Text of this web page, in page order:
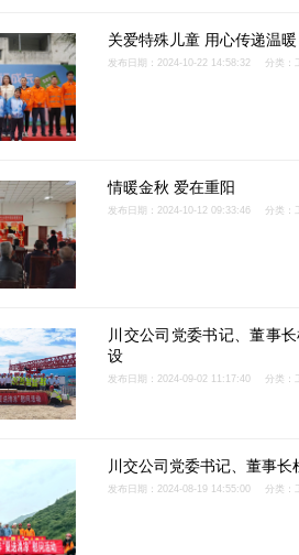
关爱特殊儿童 用心传递温暖
发布日期：2024-10-22 14:58:32 分类：
情暖金秋 爱在重阳
发布日期：2024-10-12 09:33:46 分类：
川交公司党委书记、董事
设
发布日期：2024-09-02 11:17:40 分类：
川交公司党委书记、董事
发布日期：2024-08-19 14:55:00 分类：